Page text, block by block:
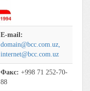
E-mail:
domain@bcc.com.uz,
internet@bcc.com.uz
Факс: +998 71 252-70-
88